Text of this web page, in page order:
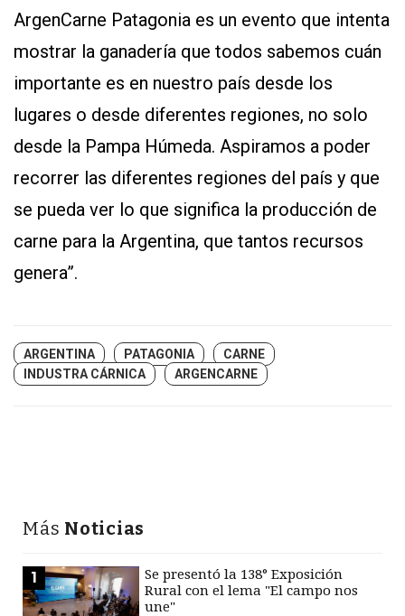
ArgenCarne Patagonia es un evento que intenta
mostrar la ganadería que todos sabemos cuán
importante es en nuestro país desde los
lugares o desde diferentes regiones, no solo
desde la Pampa Húmeda. Aspiramos a poder
recorrer las diferentes regiones del país y que
se pueda ver lo que significa la producción de
carne para la Argentina, que tantos recursos
genera”.
ARGENTINA PATAGONIA
CARNE
INDUSTRA CÁRNICA
ARGENCARNE
Más Noticias
1
Se presentó la 138° Exposición
Rural con el lema "El campo nos
une"